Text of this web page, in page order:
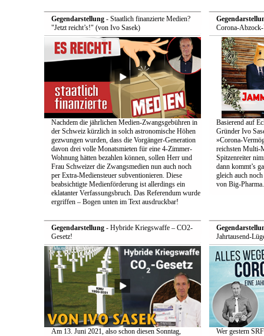
Gegendarstellung- Staatlich finanzierte Medien?
"Jetzt reicht’s!" (von Ivo Sasek)
Nachdem die jährlichen Medien-Zwangsgebühren in
der Schweiz kürzlich in solch astronomische Höhen
gezwungen wurden, dass die Vorgänger-Generation
davon drei volle Monatsmieten für eine 4-Zimmer-
Wohnung hätten bezahlen können, sollen Herr und
Frau Schweizer die Zwangsmedien nun auch noch
per Extra-Mediensteuer subventionieren. Diese
beabsichtigte Medienförderung ist allerdings ein
eklatanter Verfassungsbruch. Das Referendum wurde
ergriffen – Bogen unten im Text ausdruckbar!
Corona-
Basierend auf
Gründer Ivo
»Corona-
reichsten Multi-
Spitzenreiter
dann kommt’s
gleich auch
von Big-
Gegendarstellung- Hybride Kriegswaffe – CO2-
Gesetz!
Am 13. Juni 2021, also schon diesen Sonntag,
Jahrtausend-
Wer gestern